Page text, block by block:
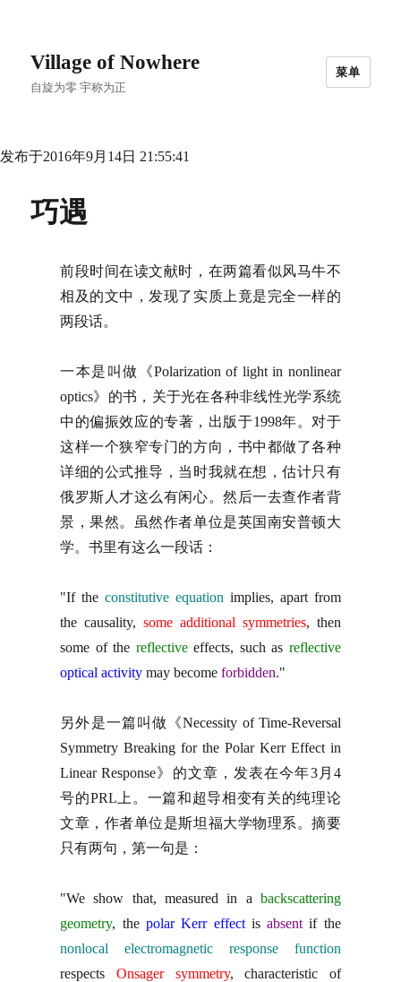
Village of Nowhere
自旋为零 宇称为正
菜单
发布于2016年9月14日 21:55:41
巧遇
前段时间在读文献时，在两篇看似风马牛不
相及的文中，发现了实质上竟是完全一样的
两段话。
一本是叫做《Polarization of light in nonlinear
optics》的书，关于光在各种非线性光学系统
中的偏振效应的专著，出版于1998年。对于
这样一个狭窄专门的方向，书中都做了各种
详细的公式推导，当时我就在想，估计只有
俄罗斯人才这么有闲心。然后一去查作者背
景，果然。虽然作者单位是英国南安普顿大
学。书里有这么一段话：
"If the constitutive equation implies, apart from
the causality,some additional symmetries, then
some of the reflectiveeffects, such as reflective
optical activitymay becomeforbidden."
另外是一篇叫做《Necessity of Time-Reversal
Symmetry Breaking for the Polar Kerr Effect in
Linear Response》的文章，发表在今年3月4
号的PRL上。一篇和超导相变有关的纯理论
文章，作者单位是斯坦福大学物理系。摘要
只有两句，第一句是：
"We show that, measured in a backscattering
geometry, the polar Kerr effectisabsent if the
nonlocal electromagnetic response function
respects Onsager symmetry, characteristic of